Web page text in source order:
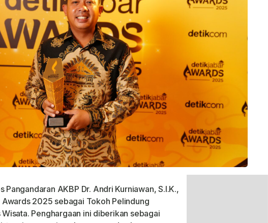
Pangandaran AKBP Dr. Andri Kurniawan, S.I.K.,
2025 sebagai Tokoh Pelindung
Penghargaan ini diberikan sebagai